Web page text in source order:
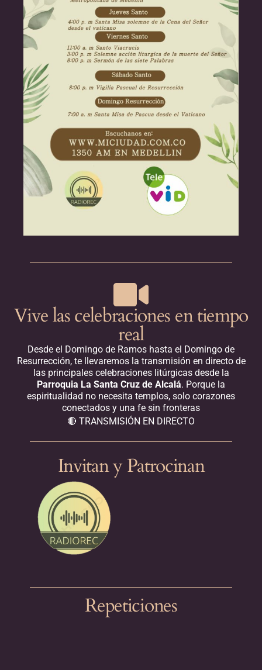
Vive las celebraciones en tiempo
real
Desde el Domingo de Ramos hasta el Domingo de
Resurrección, te llevaremos la transmisión en directo de
las principales celebraciones litúrgicas desde la
Parroquia La Santa Cruz de Alcalá. Porque la
espiritualidad no necesita templos, solo corazones
conectados y una fe sin fronteras
🔴 TRANSMISIÓN EN DIRECTO
Invitan y Patrocinan
Repeticiones